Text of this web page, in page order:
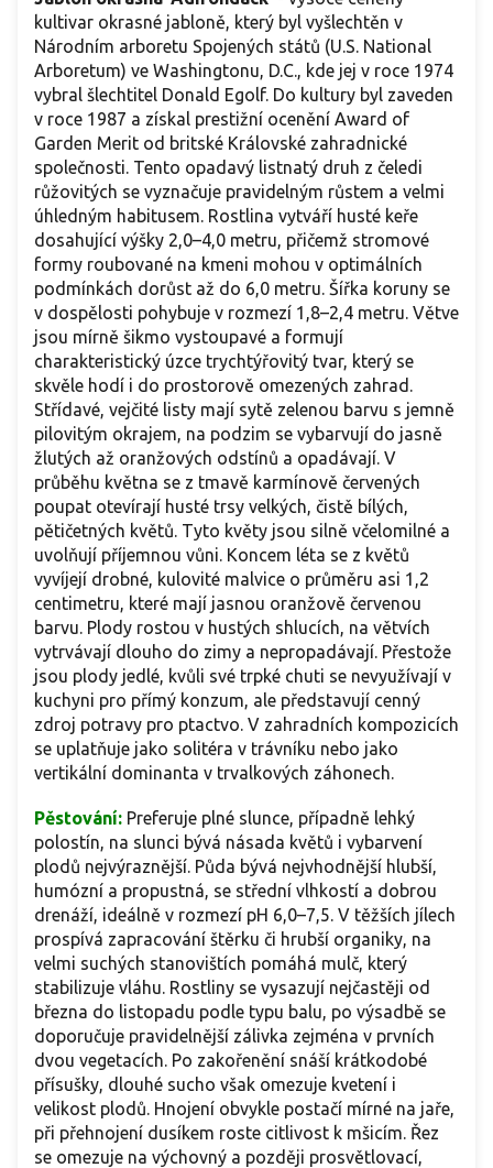
kultivar okrasné jabloně, který byl vyšlechtěn v
Národním arboretu Spojených států (U.S. National
Arboretum) ve Washingtonu, D.C., kde jej v roce 1974
vybral šlechtitel Donald Egolf. Do kultury byl zaveden
v roce 1987 a získal prestižní ocenění Award of
Garden Merit od britské Královské zahradnické
společnosti. Tento opadavý listnatý druh z čeledi
růžovitých se vyznačuje pravidelným růstem a velmi
úhledným habitusem. Rostlina vytváří husté keře
dosahující výšky 2,0–4,0 metru, přičemž stromové
formy roubované na kmeni mohou v optimálních
podmínkách dorůst až do 6,0 metru. Šířka koruny se
v dospělosti pohybuje v rozmezí 1,8–2,4 metru. Větve
jsou mírně šikmo vystoupavé a formují
charakteristický úzce trychtýřovitý tvar, který se
skvěle hodí i do prostorově omezených zahrad.
Střídavé, vejčité listy mají sytě zelenou barvu s jemně
pilovitým okrajem, na podzim se vybarvují do jasně
žlutých až oranžových odstínů a opadávají. V
průběhu května se z tmavě karmínově červených
poupat otevírají husté trsy velkých, čistě bílých,
pětičetných květů. Tyto květy jsou silně včelomilné a
uvolňují příjemnou vůni. Koncem léta se z květů
vyvíjejí drobné, kulovité malvice o průměru asi 1,2
centimetru, které mají jasnou oranžově červenou
barvu. Plody rostou v hustých shlucích, na větvích
vytrvávají dlouho do zimy a nepropadávají. Přestože
jsou plody jedlé, kvůli své trpké chuti se nevyužívají v
kuchyni pro přímý konzum, ale představují cenný
zdroj potravy pro ptactvo. V zahradních kompozicích
se uplatňuje jako solitéra v trávníku nebo jako
vertikální dominanta v trvalkových záhonech.
Pěstování: Preferuje plné slunce, případně lehký
polostín, na slunci bývá násada květů i vybarvení
plodů nejvýraznější. Půda bývá nejvhodnější hlubší,
humózní a propustná, se střední vlhkostí a dobrou
drenáží, ideálně v rozmezí pH 6,0–7,5. V těžších jílech
prospívá zapracování štěrku či hrubší organiky, na
velmi suchých stanovištích pomáhá mulč, který
stabilizuje vláhu. Rostliny se vysazují nejčastěji od
března do listopadu podle typu balu, po výsadbě se
doporučuje pravidelnější zálivka zejména v prvních
dvou vegetacích. Po zakořenění snáší krátkodobé
přísušky, dlouhé sucho však omezuje kvetení i
velikost plodů. Hnojení obvykle postačí mírné na jaře,
při přehnojení dusíkem roste citlivost k mšicím. Řez
se omezuje na výchovný a později prosvětlovací,